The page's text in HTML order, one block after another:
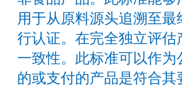
用于从原料源头追溯至
行认证。在完全独立评
一致性。此标准可以作
的或支付的产品是符合其